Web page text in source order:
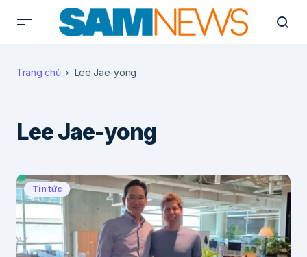
Trang chủ Lee Jae-yong
Lee Jae-yong
Tin tức